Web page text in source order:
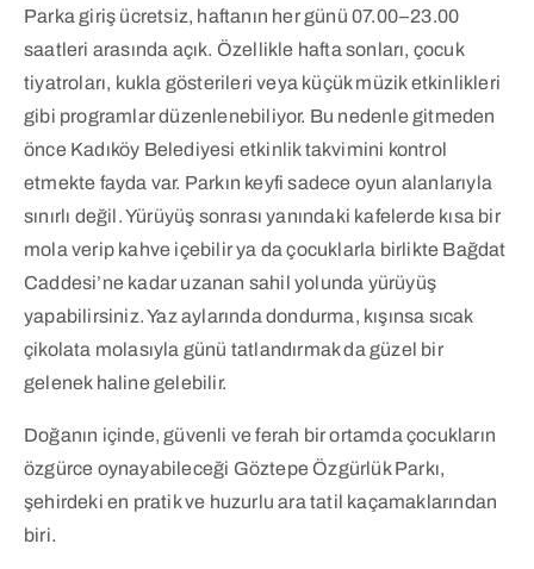
Parka giriş ücretsiz, haftanın her günü 07.00–23.00
saatleri arasında açık. Özellikle hafta sonları, çocuk
tiyatroları, kukla gösterileri veya küçük müzik etkinlikleri
gibi programlar düzenlenebiliyor. Bu nedenle gitmeden
önce Kadıköy Belediyesi etkinlik takvimini kontrol
etmekte fayda var. Parkın keyfi sadece oyun alanlarıyla
sınırlı değil. Yürüyüş sonrası yanındaki kafelerde kısa bir
mola verip kahve içebilir ya da çocuklarla birlikte Bağdat
Caddesi’ne kadar uzanan sahil yolunda yürüyüş
yapabilirsiniz. Yaz aylarında dondurma, kışınsa sıcak
çikolata molasıyla günü tatlandırmak da güzel bir
gelenek haline gelebilir.
Doğanın içinde, güvenli ve ferah bir ortamda çocukların
özgürce oynayabileceği Göztepe Özgürlük Parkı,
şehirdeki en pratik ve huzurlu ara tatil kaçamaklarından
biri.